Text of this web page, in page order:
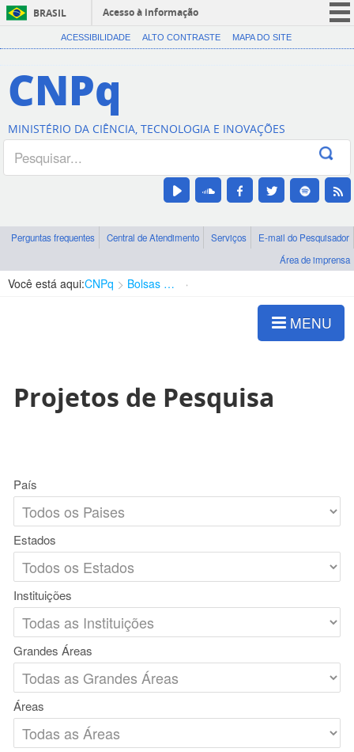
BRASIL
Acesso à informação
CORONAVÍRUS (COVID-19)
Canais
ACESSIBILIDADE ALTO CONTRASTE MAPA DO SITE
CNPq
MINISTÉRIO DA CIÊNCIA, TECNOLOGIA E INOVAÇÕES
Perguntas frequentes Central de Atendimento Serviços
E-mail do Pesquisador
Área de imprensa
Você está aqui:CNPq Bolsas e Auxílios Vigentes
MENU
Projetos de Pesquisa
País
Estados
Instituições
Grandes Áreas
Áreas